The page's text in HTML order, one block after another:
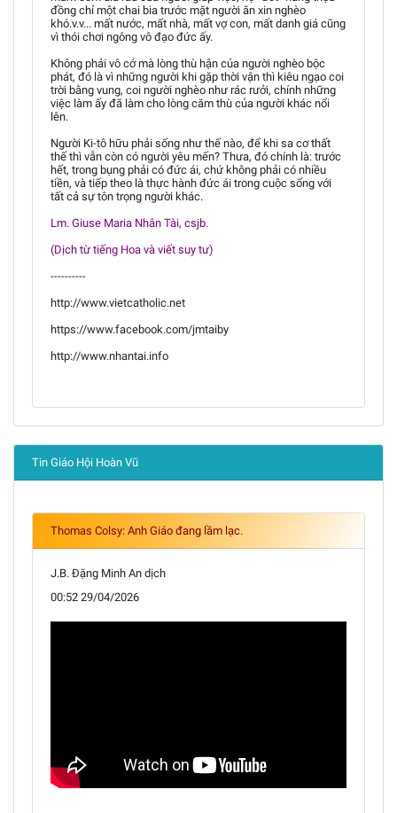
đồng chỉ một chai bia trước mặt người ăn xin nghèo
khó.v.v... mất nước, mất nhà, mất vợ con, mất danh giá cũng
vì thói chơi ngông vô đạo đức ấy.
Không phải vô cớ mà lòng thù hận của người nghèo bộc
phát, đó là vì những người khi gặp thời vận thì kiêu ngạo coi
trời bằng vung, coi người nghèo như rác rưởi, chính những
việc làm ấy đã làm cho lòng căm thù của người khác nổi
lên.
Người Ki-tô hữu phải sống như thế nào, để khi sa cơ thất
thế thì vẫn còn có người yêu mến? Thưa, đó chính là: trước
hết, trong bụng phải có đức ái, chứ không phải có nhiều
tiền, và tiếp theo là thực hành đức ái trong cuộc sống với
tất cả sự tôn trọng người khác.
Lm. Giuse Maria Nhân Tài, csjb.
(Dịch từ tiếng Hoa và viết suy tư)
----------
http://www.vietcatholic.net
https://www.facebook.com/jmtaiby
http://www.nhantai.info
Tin Giáo Hội Hoàn Vũ
Thomas Colsy: Anh Giáo đang lầm lạc.
J.B. Đặng Minh An dịch
00:52 29/04/2026